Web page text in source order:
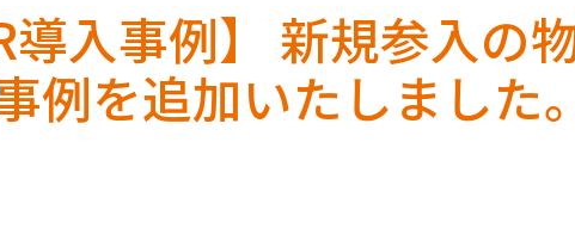
導入事例】 新規参入の
例を追加いたしました。